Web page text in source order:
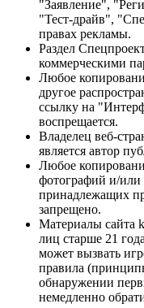
"Заявление",
"Тест-драйв",
правах рекламы.
Раздел
коммерческими
Любое
другое
ссылку на
воспрещается.
Владелец веб-
является автор
Любое
фотографий и/или
принадлежащих
запрещено.
Материалы сайта
лиц старше 21
может вызвать
правила
обнаружении
немедленно